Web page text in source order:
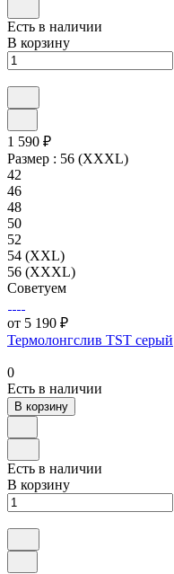
Есть в наличии
В корзину
1 590 ₽
Размер : 56 (XXXL)
42
46
48
50
52
54 (XXL)
56 (XXXL)
Советуем
от 5 190 ₽
Термолонгслив TST серый
0
Есть в наличии
В корзину
Есть в наличии
В корзину